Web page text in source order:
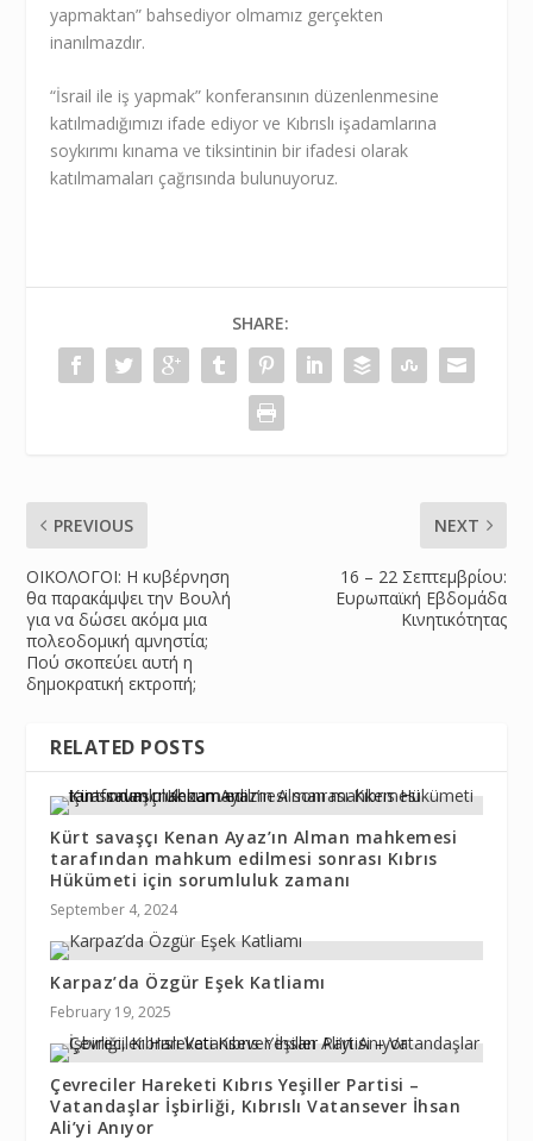
yapmaktan” bahsediyor olmamız gerçekten
inanılmazdır.
“İsrail ile iş yapmak” konferansının düzenlenmesine
katılmadığımızı ifade ediyor ve Kıbrıslı işadamlarına
soykırımı kınama ve tiksintinin bir ifadesi olarak
katılmamaları çağrısında bulunuyoruz.
SHARE:
PREVIOUS
ΟΙΚΟΛΟΓΟΙ: Η κυβέρνηση
θα παρακάμψει την Βουλή
για να δώσει ακόμα μια
πολεοδομική αμνηστία;
Πού σκοπεύει αυτή η
δημοκρατική εκτροπή;
NEXT
16 – 22 Σεπτεμβρίου:
Ευρωπαϊκή Εβδομάδα
Κινητικότητας
RELATED POSTS
Kürt savaşçı Kenan Ayaz’ın Alman mahkemesi
tarafından mahkum edilmesi sonrası Kıbrıs
Hükümeti için sorumluluk zamanı
September 4, 2024
Karpaz’da Özgür Eşek Katliamı
February 19, 2025
Çevreciler Hareketi Kıbrıs Yeşiller Partisi –
Vatandaşlar İşbirliği, Kıbrıslı Vatansever İhsan
Ali’yi Anıyor